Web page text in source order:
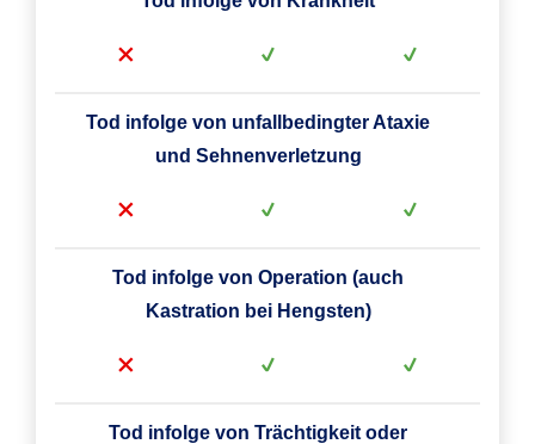
Tod infolge von unfallbedingter Ataxie
und Sehnenverletzung
Tod infolge von Operation (auch
Kastration bei Hengsten)
Tod infolge von Trächtigkeit oder